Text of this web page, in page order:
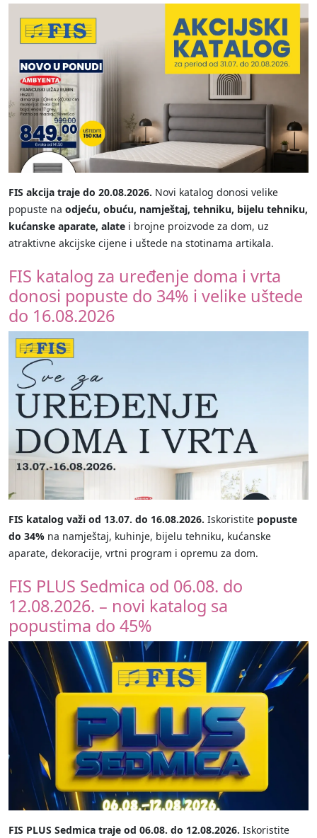
FIS akcija traje do 20.08.2026. Novi katalog donosi velike
popuste na odjeću, obuću, namještaj, tehniku, bijelu tehniku,
kućanske aparate, alate i brojne proizvode za dom, uz
atraktivne akcijske cijene i uštede na stotinama artikala.
FIS katalog za uređenje doma i vrta
donosi popuste do 34% i velike uštede
do 16.08.2026
FIS katalog važi od 13.07. do 16.08.2026. Iskoristite popuste
do 34% na namještaj, kuhinje, bijelu tehniku, kućanske
aparate, dekoracije, vrtni program i opremu za dom.
FIS PLUS Sedmica od 06.08. do
12.08.2026. – novi katalog sa
popustima do 45%
FIS PLUS Sedmica traje od 06.08. do 12.08.2026. Iskoristite